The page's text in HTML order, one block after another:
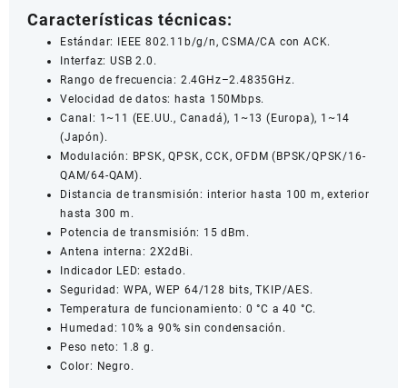
Características técnicas:
Estándar: IEEE 802.11b/g/n, CSMA/CA con ACK.
Interfaz: USB 2.0.
Rango de frecuencia: 2.4GHz–2.4835GHz.
Velocidad de datos: hasta 150Mbps.
Canal: 1~11 (EE.UU., Canadá), 1~13 (Europa), 1~14
(Japón).
Modulación: BPSK, QPSK, CCK, OFDM (BPSK/QPSK/16-
QAM/64-QAM).
Distancia de transmisión: interior hasta 100 m, exterior
hasta 300 m.
Potencia de transmisión: 15 dBm.
Antena interna: 2X2dBi.
Indicador LED: estado.
Seguridad: WPA, WEP 64/128 bits, TKIP/AES.
Temperatura de funcionamiento: 0 °C a 40 °C.
Humedad: 10% a 90% sin condensación.
Peso neto: 1.8 g.
Color: Negro.